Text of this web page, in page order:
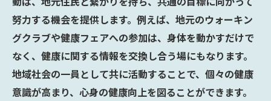
努力する機会を提供します。例えば、地元のウォーキン
グクラブや健康フェアへの参加は、身体を動かすだけで
なく、健康に関する情報を交換し合う場にもなります。
地域社会の一員として共に活動することで、個々の健康
意識が高まり、心身の健康向上を図ることができます。